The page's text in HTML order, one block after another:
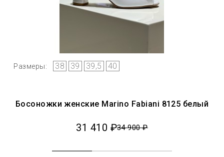
Размеры: 38 39 39,5 40
Босоножки женские Marino Fabiani 8125 белый
31 410 ₽34 900 ₽